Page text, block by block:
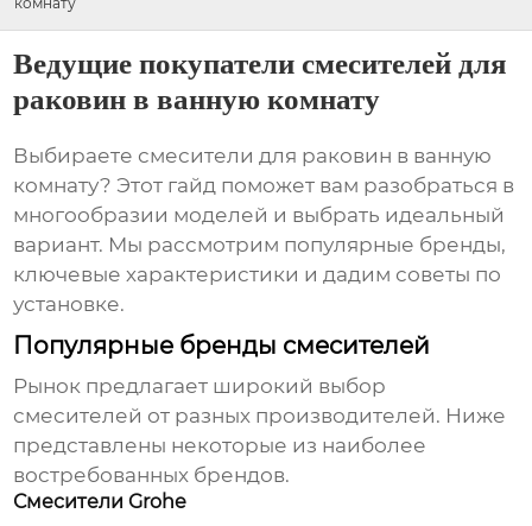
Ведущие покупатели смесителей для
раковин в ванную комнату
Выбираете смесители для раковин в ванную
комнату? Этот гайд поможет вам разобраться в
многообразии моделей и выбрать идеальный
вариант. Мы рассмотрим популярные бренды,
ключевые характеристики и дадим советы по
установке.
Популярные бренды смесителей
Рынок предлагает широкий выбор
смесителей от разных производителей. Ниже
представлены некоторые из наиболее
востребованных брендов.
Смесители Grohe